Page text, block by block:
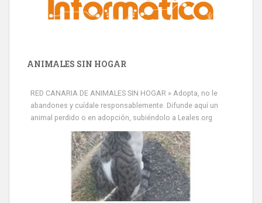
ANIMALES SIN HOGAR
RED CANARIA DE ANIMALES SIN HOGAR » Adopta, no le
abandones y cuídale responsablemente. Difunde aquí un
animal perdido o en adopción, subiéndolo a Leales.org